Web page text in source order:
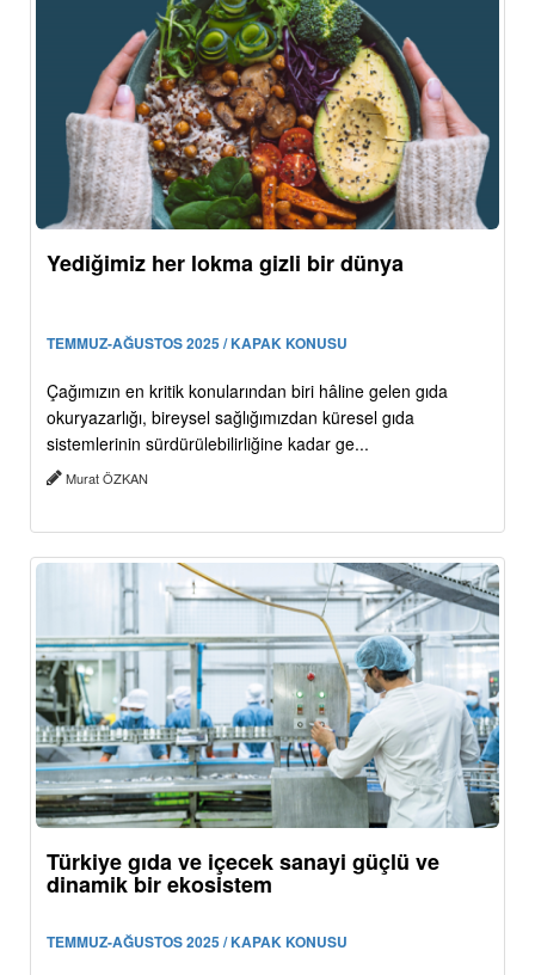
Yediğimiz her lokma gizli bir dünya
TEMMUZ-AĞUSTOS 2025 / KAPAK KONUSU
Çağımızın en kritik konularından biri hâline gelen gıda
okuryazarlığı, bireysel sağlığımızdan küresel gıda
sistemlerinin sürdürülebilirliğine kadar ge...
Murat ÖZKAN
Türkiye gıda ve içecek sanayi güçlü ve
dinamik bir ekosistem
TEMMUZ-AĞUSTOS 2025 / KAPAK KONUSU